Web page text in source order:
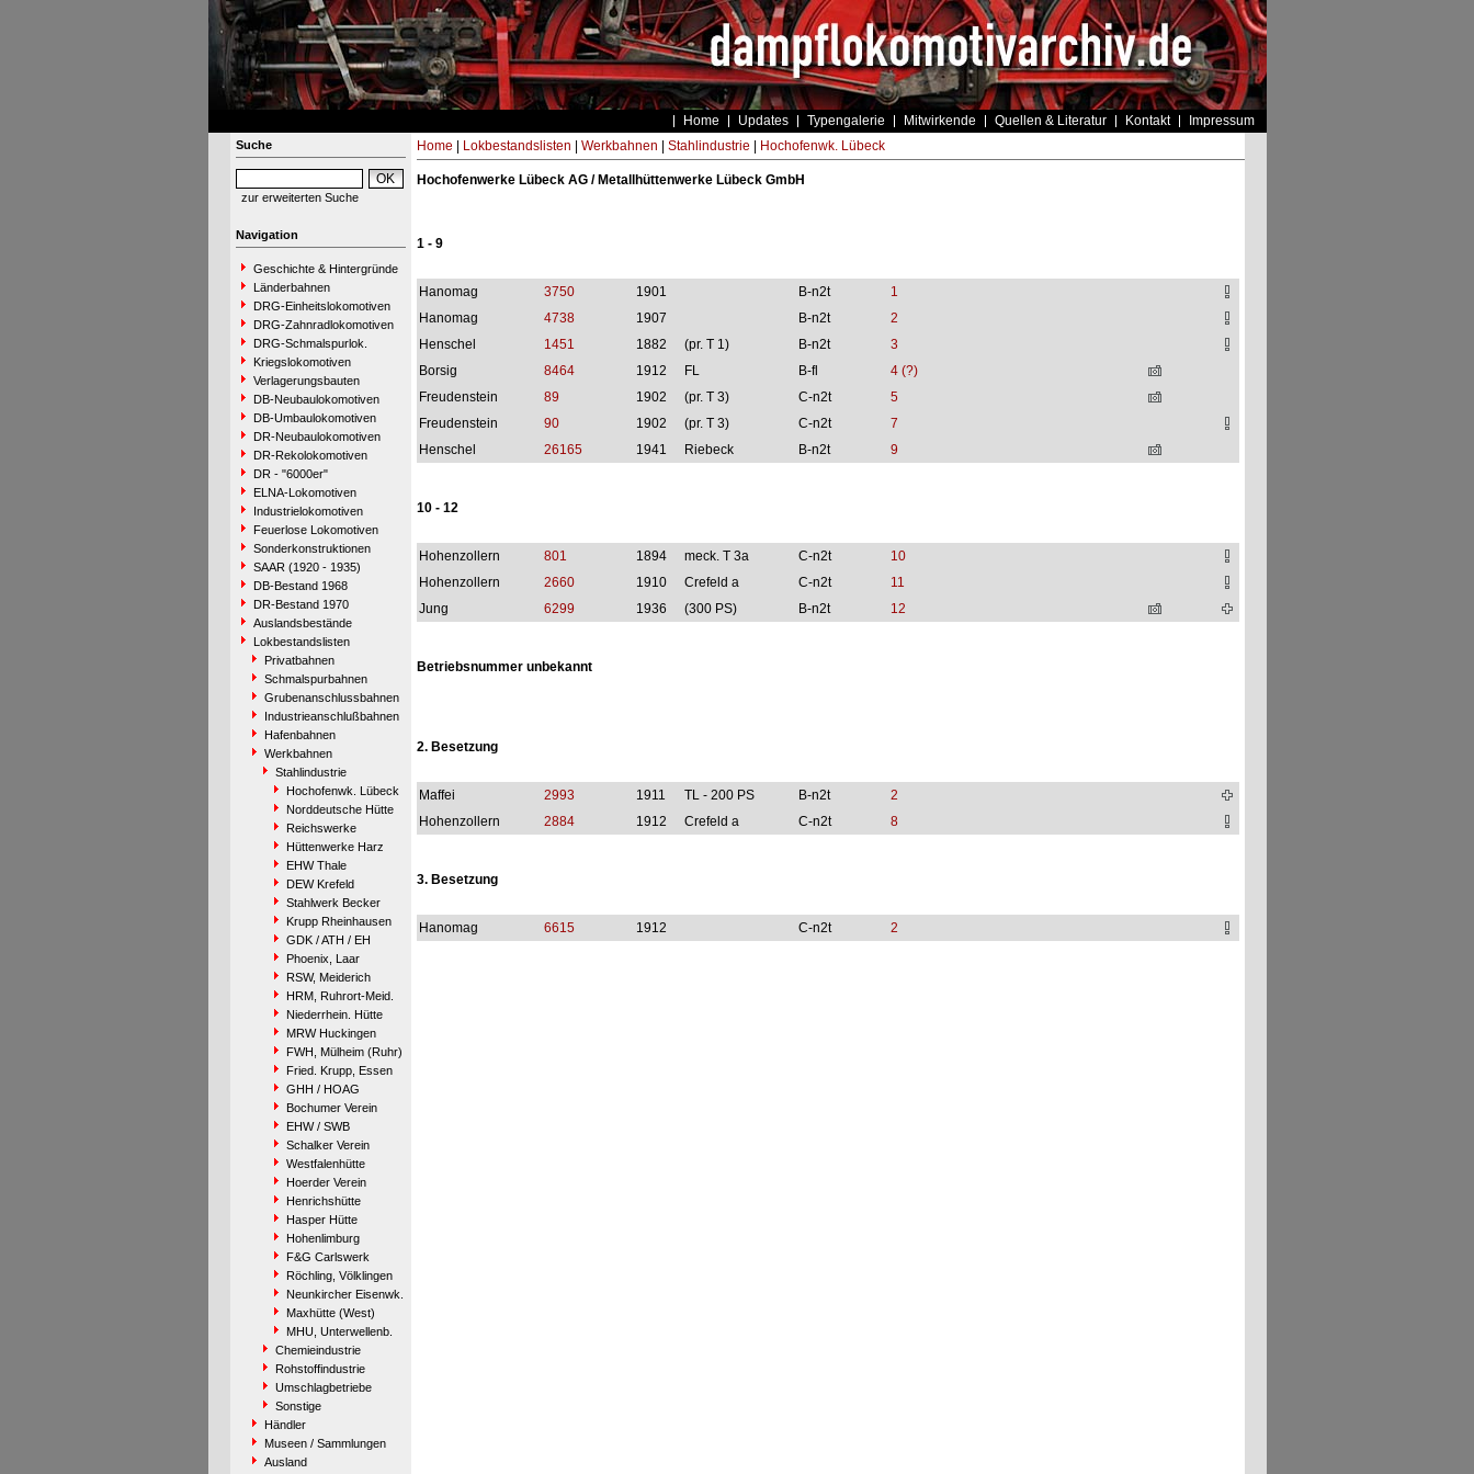
Home Updates Typengalerie Mitwirkende Quellen & Literatur Kontakt Impressum
Suche
zur erweiterten Suche
Navigation
Geschichte & Hintergründe
Länderbahnen
DRG-Einheitslokomotiven
DRG-Zahnradlokomotiven
DRG-Schmalspurlok.
Kriegslokomotiven
Verlagerungsbauten
DB-Neubaulokomotiven
DB-Umbaulokomotiven
DR-Neubaulokomotiven
DR-Rekolokomotiven
DR - "6000er"
ELNA-Lokomotiven
Industrielokomotiven
Feuerlose Lokomotiven
Sonderkonstruktionen
SAAR (1920 - 1935)
DB-Bestand 1968
DR-Bestand 1970
Auslandsbestände
Lokbestandslisten
Privatbahnen
Schmalspurbahnen
Grubenanschlussbahnen
Industrieanschlußbahnen
Hafenbahnen
Werkbahnen
Stahlindustrie
Hochofenwk. Lübeck
Norddeutsche Hütte
Reichswerke
Hüttenwerke Harz
EHW Thale
DEW Krefeld
Stahlwerk Becker
Krupp Rheinhausen
GDK / ATH / EH
Phoenix, Laar
RSW, Meiderich
HRM, Ruhrort-Meid.
Niederrhein. Hütte
MRW Huckingen
FWH, Mülheim (Ruhr)
Fried. Krupp, Essen
GHH / HOAG
Bochumer Verein
EHW / SWB
Schalker Verein
Westfalenhütte
Hoerder Verein
Henrichshütte
Hasper Hütte
Hohenlimburg
F&G Carlswerk
Röchling, Völklingen
Neunkircher Eisenwk.
Maxhütte (West)
MHU, Unterwellenb.
Chemieindustrie
Rohstoffindustrie
Umschlagbetriebe
Sonstige
Händler
Museen / Sammlungen
Ausland
Home Lokbestandslisten Werkbahnen Stahlindustrie Hochofenwk. Lübeck
Hochofenwerke Lübeck AG / Metallhüttenwerke Lübeck GmbH
1 - 9
Hanomag 3750 1901 B-n2t
1
Hanomag
4738 1907 B-n2t
2
Henschel
1451 1882 (pr. T 1) B-n2t
3
Borsig
8464 1912 FL B-fl
4 (?)
Freudenstein
89 1902 (pr. T 3) C-n2t
5
Freudenstein
90 1902 (pr. T 3) C-n2t
7
Henschel
26165 1941 Riebeck B-n2t 9
10 - 12
Hohenzollern 801 1894 meck. T 3a C-n2t
10
Hohenzollern
2660 1910 Crefeld a C-n2t
11
Jung
6299 1936 (300 PS) B-n2t 12
Betriebsnummer unbekannt
2. Besetzung
Maffei 2993 1911 TL - 200 PS B-n2t
2
Hohenzollern
2884 1912 Crefeld a C-n2t 8
3. Besetzung
Hanomag 6615 1912 C-n2t 2